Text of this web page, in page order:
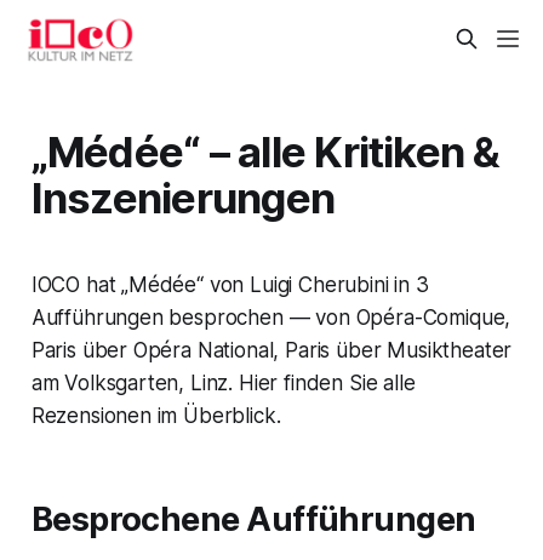
„Médée“ – alle Kritiken &
Inszenierungen
IOCO hat „Médée“ von Luigi Cherubini in 3
Aufführungen besprochen — von Opéra-Comique,
Paris über Opéra National, Paris über Musiktheater
am Volksgarten, Linz. Hier finden Sie alle
Rezensionen im Überblick.
Besprochene Aufführungen